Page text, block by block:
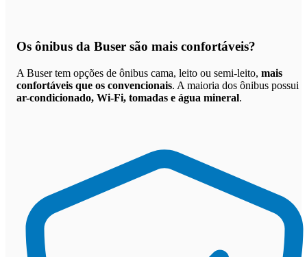
Os ônibus da Buser são mais confortáveis?
A Buser tem opções de ônibus cama, leito ou semi-leito, mais
confortáveis que os convencionais. A maioria dos ônibus possui
ar-condicionado, Wi-Fi, tomadas e água mineral.